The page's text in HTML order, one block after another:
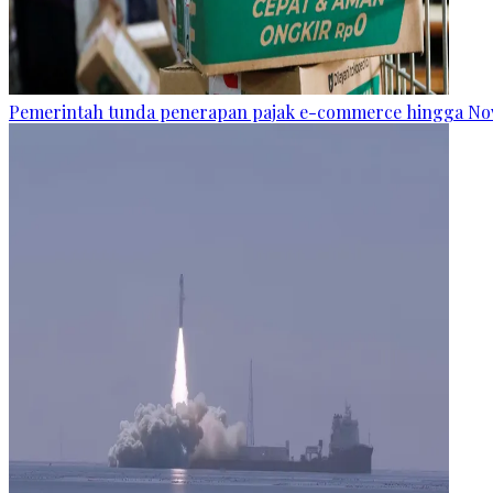
Pemerintah tunda penerapan pajak e-commerce hingga